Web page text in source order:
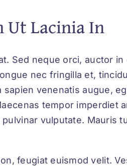
Ut Lacinia In
Sed neque orci, auctor in
nec fringilla et,
sapien venenatis augue,
tempor imperdiet
vulputate. Mauris
feugiat euismod velit.